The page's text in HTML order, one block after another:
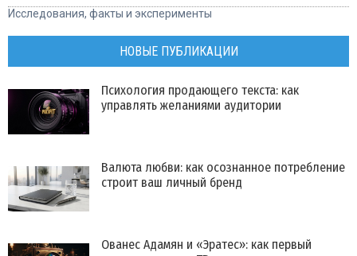
Исследования, факты и эксперименты
НОВЫЕ ПУБЛИКАЦИИ
Психология продающего текста: как
управлять желаниями аудитории
Валюта любви: как осознанное потребление
строит ваш личный бренд
Ованес Адамян и «Эратес»: как первый